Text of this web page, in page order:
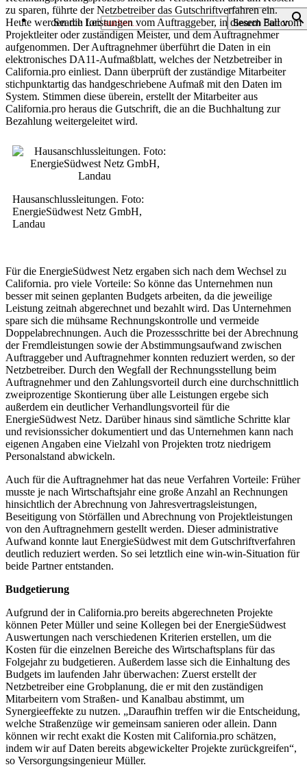
Search for: Search Button
zu sparen, führte der Netzbetreiber das Gutschriftverfahren ein.
Heute werden die Leistungen vom Auftraggeber, in diesem Fall vom
Projektleiter oder zuständigen Meister, und dem Auftragnehmer
aufgenommen. Der Auftragnehmer überführt die Daten in ein
elektronisches DA11-Aufmaßblatt, welches der Netzbetreiber in
California.pro einliest. Dann überprüft der zuständige Mitarbeiter
stichpunktartig das handgeschriebene Aufmaß mit den Daten im
System. Stimmen diese überein, erstellt der Mitarbeiter aus
California.pro heraus die Gutschrift, die an die Buchhaltung zur
Bezahlung weitergeleitet wird.
Hausanschlussleitungen. Foto:
EnergieSüdwest Netz GmbH,
Landau
Für die EnergieSüdwest Netz ergaben sich nach dem Wechsel zu
California. pro viele Vorteile: So könne das Unternehmen nun
besser mit seinen geplanten Budgets arbeiten, da die jeweilige
Leistung zeitnah abgerechnet und bezahlt wird. Das Unternehmen
spare sich die mühsame Rechnungskontrolle und vermeide
Doppelabrechnungen. Auch die Prozessschritte bei der Abrechnung
der Fremdleistungen sowie der Abstimmungsaufwand zwischen
Auftraggeber und Auftragnehmer konnten reduziert werden, so der
Netzbetreiber. Durch den Wegfall der Rechnungsstellung beim
Auftragnehmer und den Zahlungsvorteil durch eine durchschnittlich
zweiprozentige Skontierung über alle Leistungen ergebe sich
außerdem ein deutlicher Verhandlungsvorteil für die
EnergieSüdwest Netz. Darüber hinaus sind sämtliche Schritte klar
und revisionssicher dokumentiert und das Unternehmen kann nach
eigenen Angaben eine Vielzahl von Projekten trotz niedrigem
Personalstand abwickeln.
Auch für die Auftragnehmer hat das neue Verfahren Vorteile: Früher
musste je nach Wirtschaftsjahr eine große Anzahl an Rechnungen
hinsichtlich der Abrechnung von Jahresvertragsleistungen,
Beseitigung von Störfällen und Abrechnung von Projektleistungen
von den Auftragnehmern gestellt werden. Dieser administrative
Aufwand konnte laut EnergieSüdwest mit dem Gutschriftverfahren
deutlich reduziert werden. So sei letztlich eine win-win-Situation für
beide Partner entstanden.
Budgetierung
Aufgrund der in California.pro bereits abgerechneten Projekte
können Peter Müller und seine Kollegen bei der EnergieSüdwest
Auswertungen nach verschiedenen Kriterien erstellen, um die
Kosten für die einzelnen Bereiche des Wirtschaftsplans für das
Folgejahr zu budgetieren. Außerdem lasse sich die Einhaltung des
Budgets im laufenden Jahr überwachen: Zuerst erstellt der
Netzbetreiber eine Grobplanung, die er mit den zuständigen
Mitarbeitern vom Straßen- und Kanalbau abstimmt, um
Synergieeffekte zu nutzen. „Daraufhin treffen wir die Entscheidung,
welche Straßenzüge wir gemeinsam sanieren oder allein. Dann
können wir recht exakt die Kosten mit California.pro schätzen,
indem wir auf Daten bereits abgewickelter Projekte zurückgreifen“,
so Versorgungsingenieur Müller.